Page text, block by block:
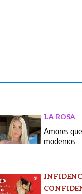
LA ROSA
Amores
modernos